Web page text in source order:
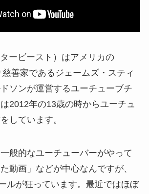
ービースト）はアメリカの
善家である ジェームズ・スティ
ソンが運営するユーチューブチ
2012年の13歳の時からユーチュ
しています。
般的なユーチューバーがやって
動画」などが中心なんですが、
ルが狂っています。最近ではほぼ